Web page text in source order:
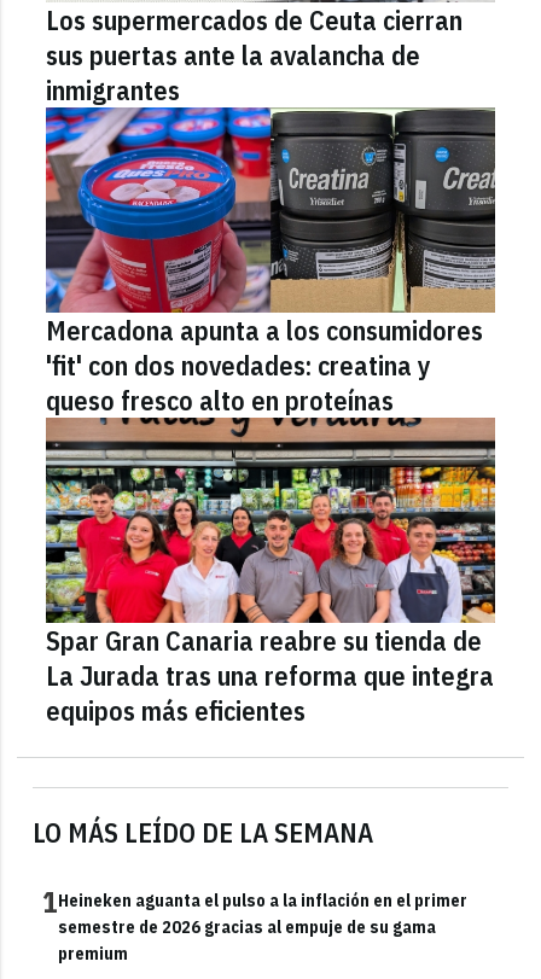
LO MÁS LEÍDO DE LA SEMANA
1Heineken aguanta el pulso a la inflación en el primer
semestre de 2026 gracias al empuje de su gama
premium
Los supermercados de Ceuta cierran
sus puertas ante la avalancha de
inmigrantes
Mercadona apunta a los consumidores
'fit' con dos novedades: creatina y
queso fresco alto en proteínas
Spar Gran Canaria reabre su tienda de
La Jurada tras una reforma que integra
equipos más eficientes